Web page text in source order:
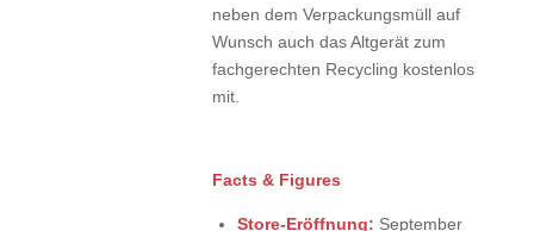
neben dem Verpackungsmüll auf
Wunsch auch das Altgerät zum
fachgerechten Recycling kostenlos
mit.
Facts & Figures
Store-Eröffnung: September